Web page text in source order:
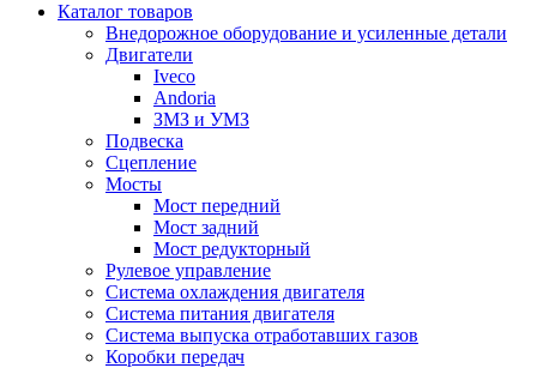
Каталог товаров
Внедорожное оборудование и усиленные детали
Двигатели
Iveco
Andoria
ЗМЗ и УМЗ
Подвеска
Сцепление
Мосты
Мост передний
Мост задний
Мост редукторный
Рулевое управление
Система охлаждения двигателя
Система питания двигателя
Система выпуска отработавших газов
Коробки передач